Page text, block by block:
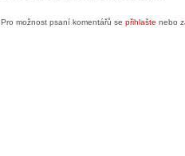
Pro možnost psaní komentářů se přihlašte nebo